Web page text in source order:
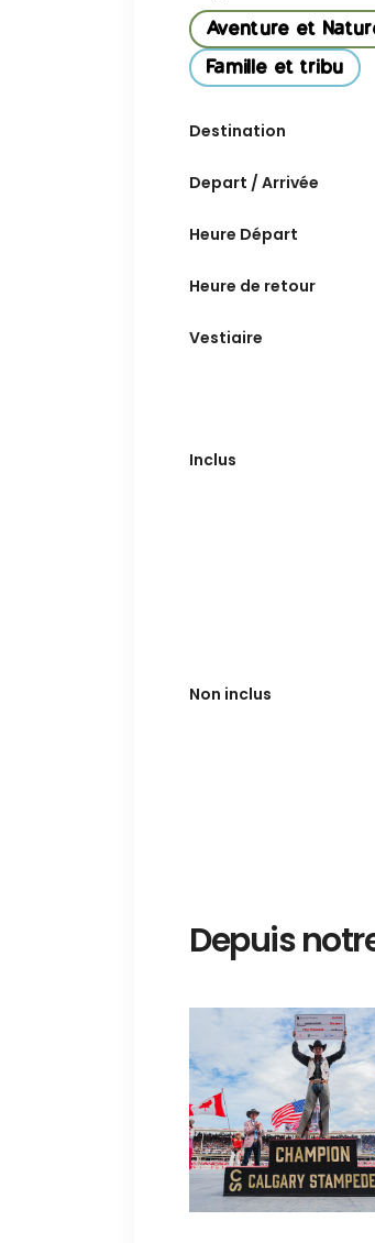
Aventure et
Famille et tribu
Destination
Depart / Arrivée
Heure Départ
Heure de retour
Vestiaire
Inclus
Non inclus
Depuis